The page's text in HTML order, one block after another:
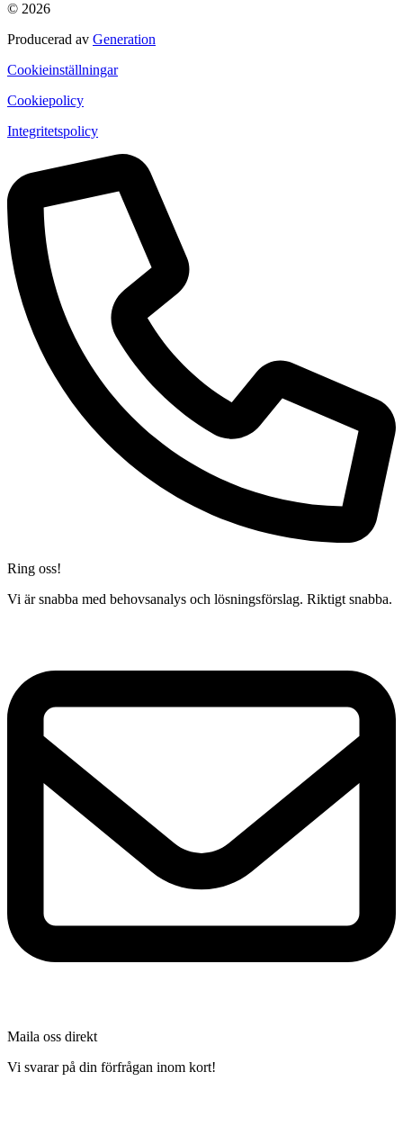
© 2026
Producerad av Generation
Cookieinställningar
Cookiepolicy
Integritetspolicy
Ring oss!
Vi är snabba med behovsanalys och lösningsförslag. Riktigt snabba.
Maila oss direkt
Vi svarar på din förfrågan inom kort!